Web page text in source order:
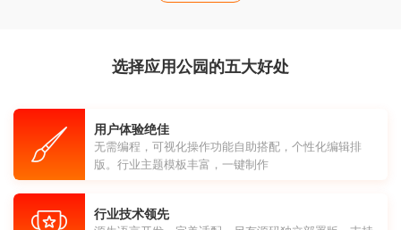
选择应用公园的五大好处
用户体验绝佳
无需编程，可视化操作功能自助搭配，个性化编辑排
版。行业主题模板丰富，一键制作
行业技术领先